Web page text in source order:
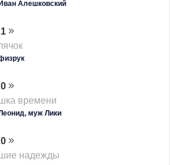
Алешковский
времени
муж Лики
надежды